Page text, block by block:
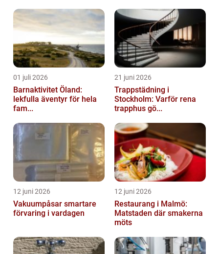
01 juli 2026
Barnaktivitet Öland:
lekfulla äventyr för hela
fam...
21 juni 2026
Trappstädning i
Stockholm: Varför rena
trapphus gö...
12 juni 2026
Vakuumpåsar smartare
förvaring i vardagen
12 juni 2026
Restaurang i Malmö:
Matstaden där smakerna
möts